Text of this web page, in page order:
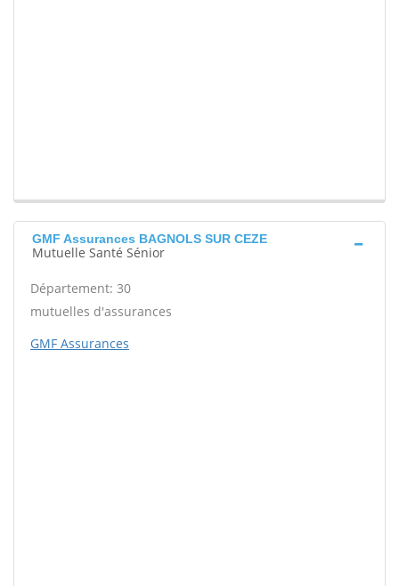
GMF Assurances BAGNOLS SUR CEZE
Mutuelle Santé Sénior
Département: 30
mutuelles d'assurances
GMF Assurances